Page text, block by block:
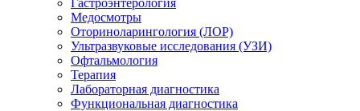
Гастроэнтерология
Медосмотры
Оториноларингология (ЛОР)
Ультразвуковые исследования (УЗИ)
Офтальмология
Терапия
Лабораторная диагностика
Функциональная диагностика